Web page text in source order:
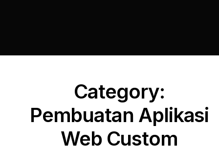
Category:
Pembuatan Aplikasi
Web Custom